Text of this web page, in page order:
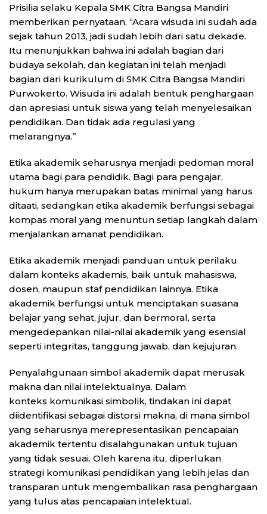
Prisilia selaku Kepala SMK Citra Bangsa Mandiri
memberikan pernyataan, “Acara wisuda ini sudah ada
sejak tahun 2013, jadi sudah lebih dari satu dekade.
Itu menunjukkan bahwa ini adalah bagian dari
budaya sekolah, dan kegiatan ini telah menjadi
bagian dari kurikulum di SMK Citra Bangsa Mandiri
Purwokerto. Wisuda ini adalah bentuk penghargaan
dan apresiasi untuk siswa yang telah menyelesaikan
pendidikan. Dan tidak ada regulasi yang
melarangnya.”
Etika akademik seharusnya menjadi pedoman moral
utama bagi para pendidik. Bagi para pengajar,
hukum hanya merupakan batas minimal yang harus
ditaati, sedangkan etika akademik berfungsi sebagai
kompas moral yang menuntun setiap langkah dalam
menjalankan amanat pendidikan.
Etika akademik menjadi panduan untuk perilaku
dalam konteks akademis, baik untuk mahasiswa,
dosen, maupun staf pendidikan lainnya. Etika
akademik berfungsi untuk menciptakan suasana
belajar yang sehat, jujur, dan bermoral, serta
mengedepankan nilai-nilai akademik yang esensial
seperti integritas, tanggung jawab, dan kejujuran.
Penyalahgunaan simbol akademik dapat merusak
makna dan nilai intelektualnya. Dalam
konteks komunikasi simbolik, tindakan ini dapat
diidentifikasi sebagai distorsi makna, di mana simbol
yang seharusnya merepresentasikan pencapaian
akademik tertentu disalahgunakan untuk tujuan
yang tidak sesuai. Oleh karena itu, diperlukan
strategi komunikasi pendidikan yang lebih jelas dan
transparan untuk mengembalikan rasa penghargaan
yang tulus atas pencapaian intelektual.